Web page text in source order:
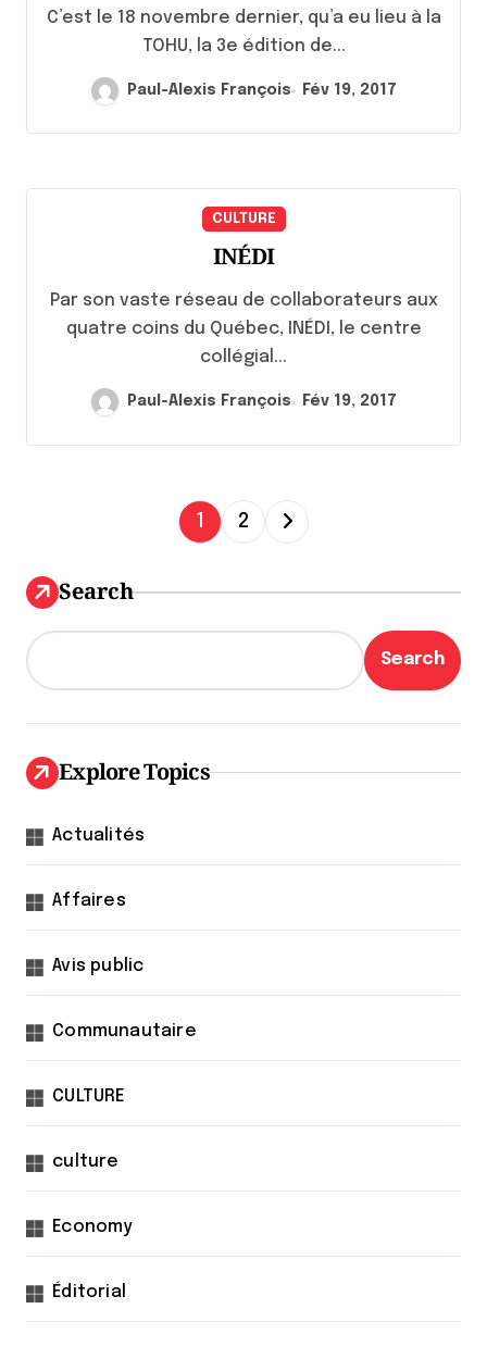
C’est le 18 novembre dernier, qu’a eu lieu à la
TOHU, la 3e édition de...
Paul-Alexis François Fév 19, 2017
CULTURE
INÉDI
Par son vaste réseau de collaborateurs aux
quatre coins du Québec, INÉDI, le centre
collégial...
Paul-Alexis François Fév 19, 2017
P
a
g
i
a
t
i
d
u
b
i
a
i
1 2
Search
Search
Explore Topics
Actualités
Affaires
Avis public
Communautaire
CULTURE
culture
Economy
Éditorial